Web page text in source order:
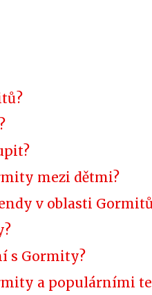
mezi dětmi?
v oblasti
s Gormity?
a populárními